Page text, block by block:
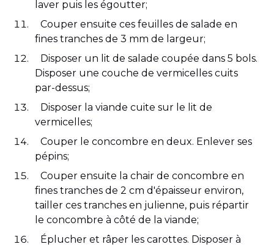
laver puis les égoutter;
Couper ensuite ces feuilles de salade en
fines tranches de 3 mm de largeur;
Disposer un lit de salade coupée dans 5 bols.
Disposer une couche de vermicelles cuits
par-dessus;
Disposer la viande cuite sur le lit de
vermicelles;
Couper le concombre en deux. Enlever ses
pépins;
Couper ensuite la chair de concombre en
fines tranches de 2 cm d'épaisseur environ,
tailler ces tranches en julienne, puis répartir
le concombre à côté de la viande;
Éplucher et râper les carottes. Disposer à